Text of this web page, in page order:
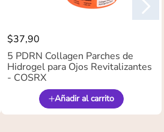
$37,90
5 PDRN Collagen Parches de
Hidrogel para Ojos Revitalizantes
- COSRX
Añadir al carrito